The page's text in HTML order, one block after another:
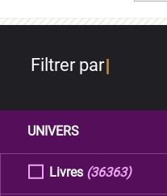
Filtrer par
UNIVERS
Livres (36363)